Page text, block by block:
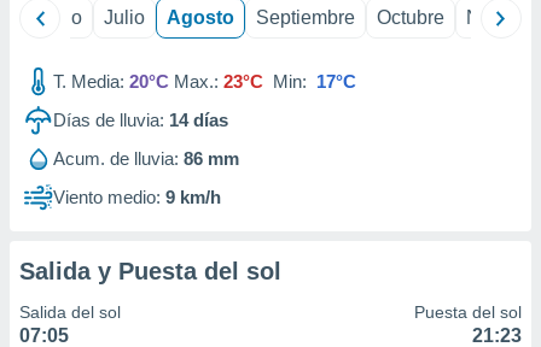
Junio Julio Agosto Septiembre Octubre
T. Media: 20°C Max.: 23°C Min: 17°C
Días de lluvia: 14días
Acum. de lluvia: 86 mm
Viento medio: 9 km/h
Salida y Puesta del sol
Salida del sol
07:05
Puesta del sol
21:23